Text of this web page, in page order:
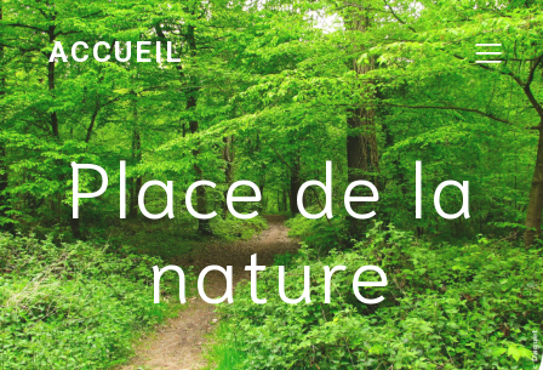
ACCUEIL
Place de la
nature